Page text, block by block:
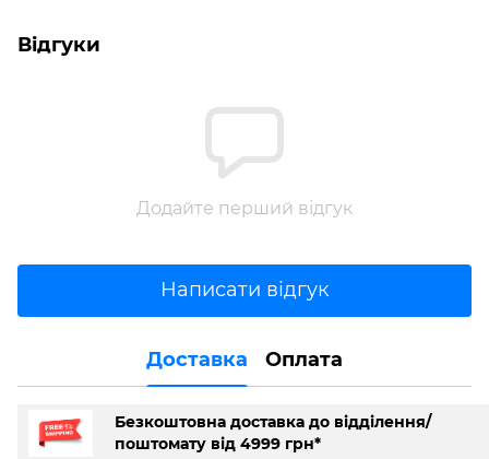
Відгуки
Додайте перший відгук
Написати відгук
Доставка Оплата
Безкоштовна доставка до відділення/
поштомату від 4999 грн*